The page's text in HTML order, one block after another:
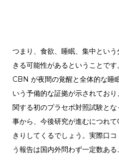
つまり、食欲、睡眠、集中とい
きる可能性があるということです。
CBN が夜間の覚醒と全体的な睡
いう予備的な証拠が示されてお
関する初のプラセボ対照試験と
事から、今後研究が進むにつれ
きりしてくるでしょう。実際口
う報告は国内外問わず一定数ある